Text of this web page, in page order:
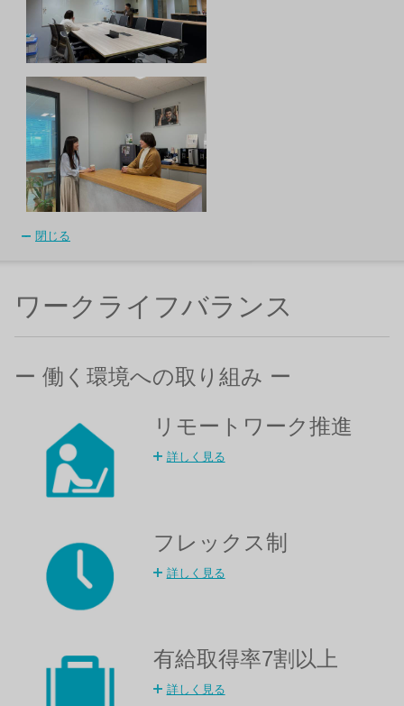
閉じる
ワークライフバランス
ー 働く環境への取り組み ー
リモートワーク推進
詳しく見る
フレックス制
詳しく見る
有給取得率7割以上​
詳しく見る